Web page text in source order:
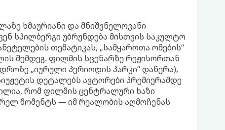
ხმაურიანი და მნიშვნელოვანი
სპილბერგი უბრუნდება მისთვის საკულტო
თემატიკას, „სამყაროთა ომების“
შემდეგ. ფილმის სცენარზე რეჟისორთან
„იურული პერიოდის პარკი“ დაწერა),
დეტალებს ავტორები პრემიერამდე
რომ ფილმის ცენტრალური ხაზი
მომენტს — იმ რეალობის აღმოჩენას